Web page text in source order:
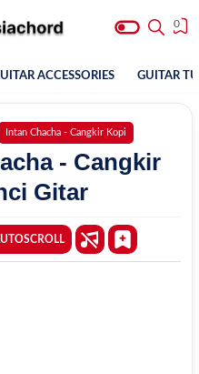
0
ACCESSORIES GUITAR
Intan Chacha - Cangkir Kopi
- Cangkir
Gitar